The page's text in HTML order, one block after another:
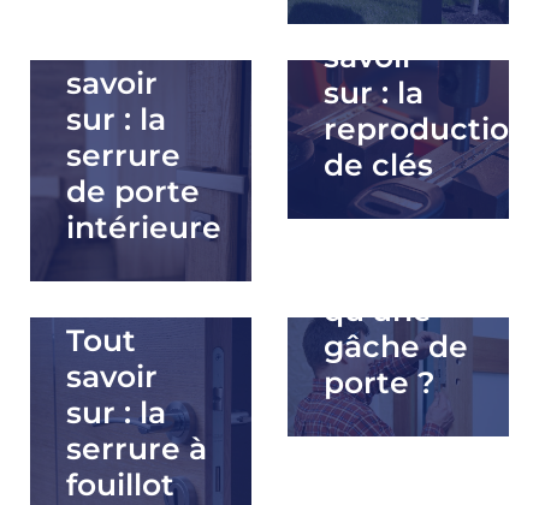
savoir
sur : la
serrure
de porte
intérieure
Tout
savoir
sur : la
reproduction
de clés
Tout
savoir
sur : la
serrure à
fouillot
qu’une
gâche de
porte ?